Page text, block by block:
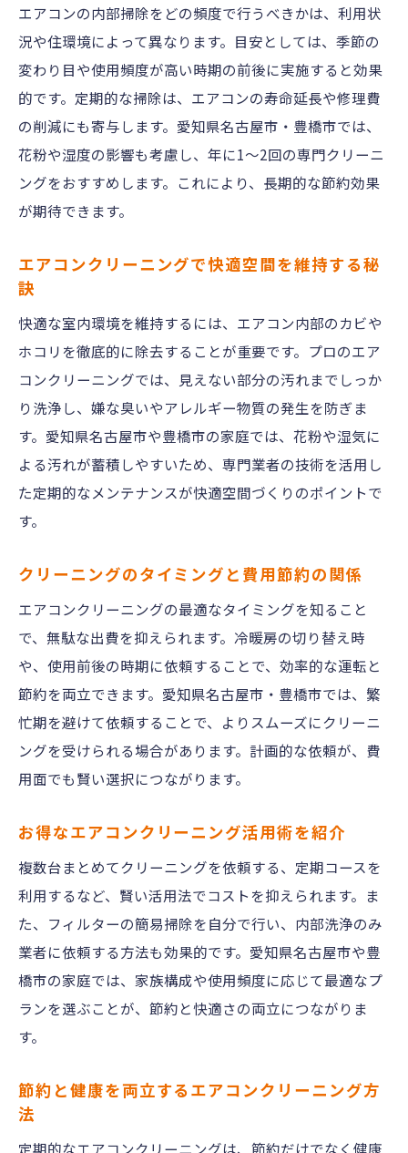
効果的なエアコンクリーニング依頼のタイ
ミング
失敗しないエアコンクリーニング依頼のコツ
エアコンクリーニング業者選びの落とし穴
安さだけで選ばない業者比較のポイント
料金相場と追加費用の見分け方
保証やアフターサービスの重要性を知る
エアコンクリーニングで空気環境を改善す
る方法
掃除で得られる健康と快適さのポイント
カビや臭い対策としてのクリーニング活用
エアコンクリーニングで省エネ生活を叶え
定期的な掃除でエアコン寿命を延ばすコツ
クリーニング業者選びで損しないために
エアコンクリーニング業者の比較ポイント
信頼できる業者の選び方と見極め方
口コミを参考にした業者チェック方法
エアコンクリーニングの価格交渉術
カビや臭い対策に役立つ掃除テクニック
エアコンクリーニングでカビを防ぐ掃除方
法
臭いの原因と効果的なクリーニング手順
家庭でできる簡単エアコンクリーニング術
専門業者によるカビ対策のポイント解説
臭いを抑えるための定期掃除の重要性
エアコンクリーニングを業者に依頼する利
エアコンの内部掃除をどの頻度で行うべきかは、利用状
況や住環境によって異なります。目安としては、季節の
変わり目や使用頻度が高い時期の前後に実施すると効果
的です。定期的な掃除は、エアコンの寿命延長や修理費
の削減にも寄与します。愛知県名古屋市・豊橋市では、
花粉や湿度の影響も考慮し、年に1～2回の専門クリーニ
ングをおすすめします。これにより、長期的な節約効果
が期待できます。
エアコンクリーニングで快適空間を維持する秘
訣
快適な室内環境を維持するには、エアコン内部のカビや
ホコリを徹底的に除去することが重要です。プロのエア
コンクリーニングでは、見えない部分の汚れまでしっか
り洗浄し、嫌な臭いやアレルギー物質の発生を防ぎま
す。愛知県名古屋市や豊橋市の家庭では、花粉や湿気に
よる汚れが蓄積しやすいため、専門業者の技術を活用し
た定期的なメンテナンスが快適空間づくりのポイントで
す。
クリーニングのタイミングと費用節約の関係
エアコンクリーニングの最適なタイミングを知ること
で、無駄な出費を抑えられます。冷暖房の切り替え時
や、使用前後の時期に依頼することで、効率的な運転と
節約を両立できます。愛知県名古屋市・豊橋市では、繁
忙期を避けて依頼することで、よりスムーズにクリーニ
ングを受けられる場合があります。計画的な依頼が、費
用面でも賢い選択につながります。
お得なエアコンクリーニング活用術を紹介
複数台まとめてクリーニングを依頼する、定期コースを
利用するなど、賢い活用法でコストを抑えられます。ま
た、フィルターの簡易掃除を自分で行い、内部洗浄のみ
業者に依頼する方法も効果的です。愛知県名古屋市や豊
橋市の家庭では、家族構成や使用頻度に応じて最適なプ
ランを選ぶことが、節約と快適さの両立につながりま
す。
節約と健康を両立するエアコンクリーニング方
法
定期的なエアコンクリーニングは、節約だけでなく健康